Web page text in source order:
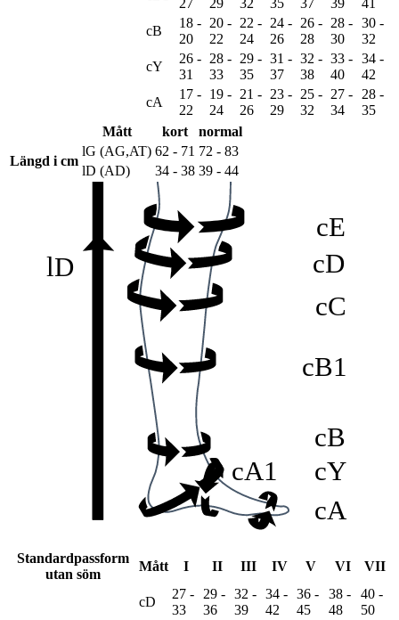
27
29
32
35
37
39
41
cB
18 -
20
20 -
22
22 -
24
24 -
26
26 -
28
28 -
30
30 -
32
cY
26 -
31
28 -
33
29 -
35
31 -
37
32 -
38
33 -
40
34 -
42
cA
17 -
22
19 -
24
21 -
26
23 -
29
25 -
32
27 -
34
28 -
35
Mått
kort
normal
Längd i cm
lG (AG,AT) 62 - 71 72 - 83
lD (AD)
34 - 38 39 - 44
lD
cG
cF
cE
cD
cC
cB1
cB
cY
cA1
cA
Standardpassform
utan söm
Mått I II III IV V VI VII
cD
27 -
33
29 -
36
32 -
39
34 -
42
36 -
45
38 -
48
40 -
50